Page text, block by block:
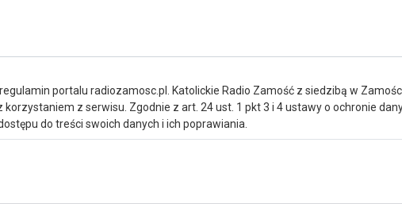
portalu radiozamosc.pl. Katolickie Radio Zamość z siedzibą w
z serwisu. Zgodnie z art. 24 ust. 1 pkt 3 i 4 ustawy o ochronie
do treści swoich danych i ich poprawiania.